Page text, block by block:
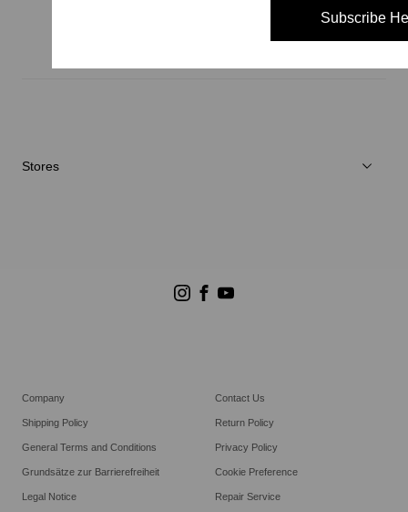
Stores
Company Contact Us
Shipping Policy Return Policy
General Terms and Conditions Privacy Policy
Grundsätze zur Barrierefreiheit Cookie Preference
Legal Notice Repair Service
Subscribe